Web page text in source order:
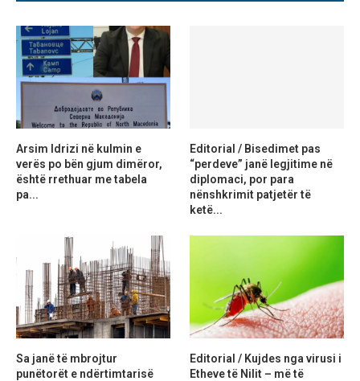
Arsim Idrizi në kulmin e
verës po bën gjum dimëror,
është rrethuar me tabela
pa...
Editorial / Bisedimet pas
“perdeve” janë legjitime në
diplomaci, por para
nënshkrimit patjetër të
ketë...
Sa janë të mbrojtur
punëtorët e ndërtimtarisë
Editorial / Kujdes nga virusi i
Etheve të Nilit – më të